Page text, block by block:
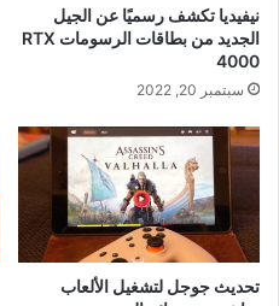
نيفيديا تكشف رسميًا عن الجيل
الجديد من بطاقات الرسومات RTX
4000
سبتمبر 20, 2022
تحديث جوجل لتشغيل الألعاب